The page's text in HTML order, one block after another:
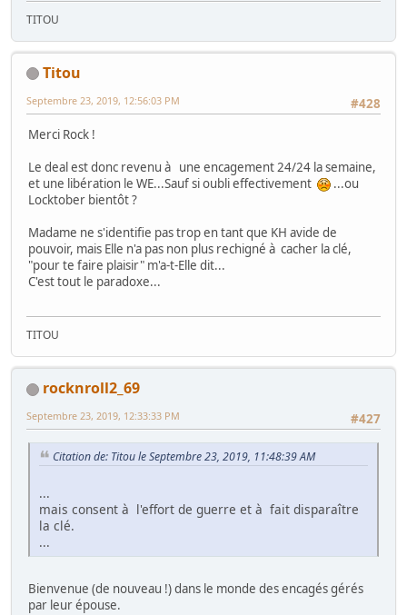
TITOU
Titou
#428
Septembre 23, 2019, 12:56:03 PM
Merci Rock !
Le deal est donc revenu à une encagement 24/24 la semaine,
et une libération le WE...Sauf si oubli effectivement
...ou
Locktober bientôt ?
Madame ne s'identifie pas trop en tant que KH avide de
pouvoir, mais Elle n'a pas non plus rechigné à cacher la clé,
"pour te faire plaisir" m'a-t-Elle dit...
C'est tout le paradoxe...
TITOU
rocknroll2_69
#427
Septembre 23, 2019, 12:33:33 PM
Citation de: Titou le Septembre 23, 2019, 11:48:39 AM
...
mais consent à l'effort de guerre et à fait disparaître
la clé.
...
Bienvenue (de nouveau !) dans le monde des encagés gérés
par leur épouse.